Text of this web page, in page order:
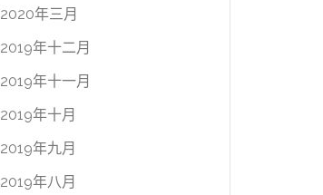
2020年三月
2019年十二月
2019年十一月
2019年十月
2019年九月
2019年八月